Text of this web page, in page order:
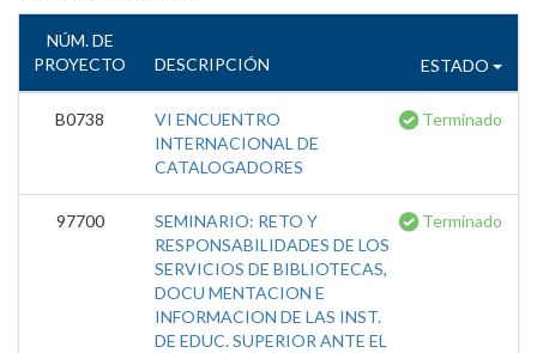
NÚM. DE
PROYECTO
DESCRIPCIÓN ESTADO
B0738
VI ENCUENTRO
INTERNACIONAL DE
CATALOGADORES
Terminado
97700
SEMINARIO: RETO Y
RESPONSABILIDADES DE LOS
SERVICIOS DE BIBLIOTECAS,
DOCU MENTACION E
INFORMACION DE LAS INST.
DE EDUC. SUPERIOR ANTE EL
Terminado